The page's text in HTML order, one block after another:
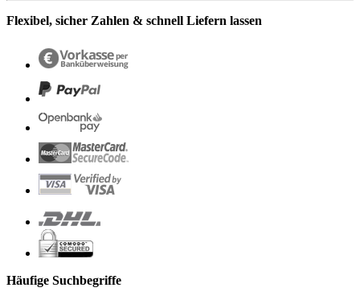
Flexibel, sicher Zahlen & schnell Liefern lassen
Häufige Suchbegriffe